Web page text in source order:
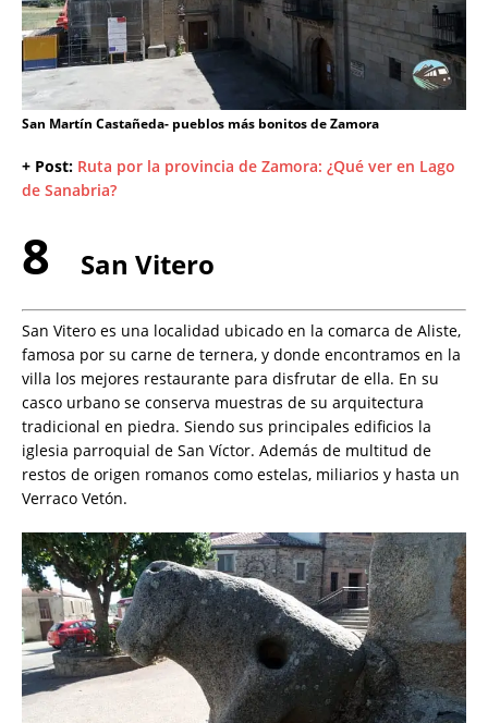
San Martín Castañeda- pueblos más bonitos de Zamora
+ Post: Ruta por la provincia de Zamora: ¿Qué ver en Lago
de Sanabria?
8 San Vitero
San Vitero es una localidad ubicado en la comarca de Aliste,
famosa por su carne de ternera, y donde encontramos en la
villa los mejores restaurante para disfrutar de ella. En su
casco urbano se conserva muestras de su arquitectura
tradicional en piedra. Siendo sus principales edificios la
iglesia parroquial de San Víctor. Además de multitud de
restos de origen romanos como estelas, miliarios y hasta un
Verraco Vetón.